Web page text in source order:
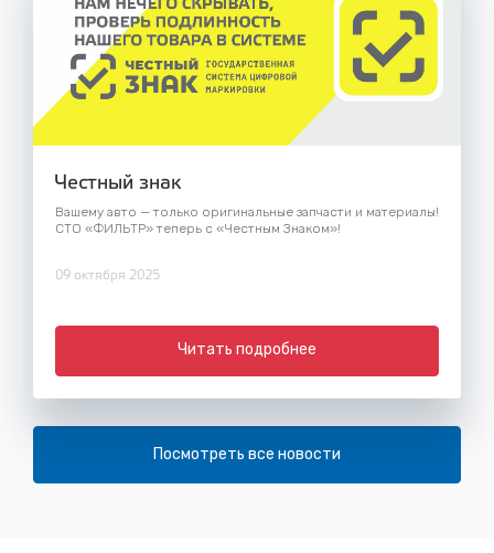
Честный знак
Вашему авто — только оригинальные запчасти и материалы!
СТО «ФИЛЬТР» теперь с «Честным Знаком»!
09 октября 2025
Читать подробнее
Посмотреть все новости